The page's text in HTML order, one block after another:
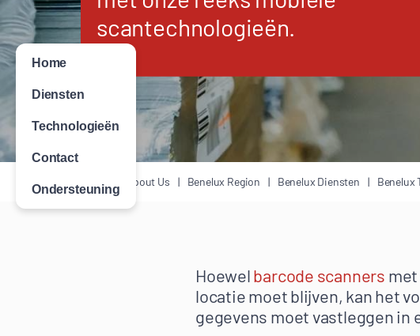
scantechnologieën.
Home About Us Benelux Region Benelux Diensten Benelux
Home
Diensten
Technologieën
Contact
Ondersteuning
Hoewelbarcode scanners
locatie moet blijven, kan het
gegevens moet vastleggen in